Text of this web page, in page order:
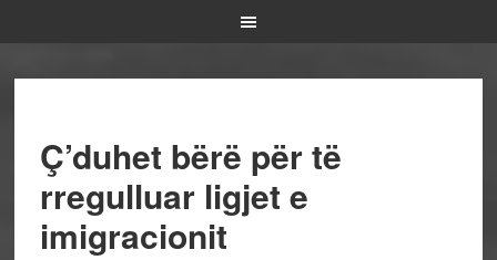
Ç’duhet bërë për të
rregulluar ligjet e
imigracionit